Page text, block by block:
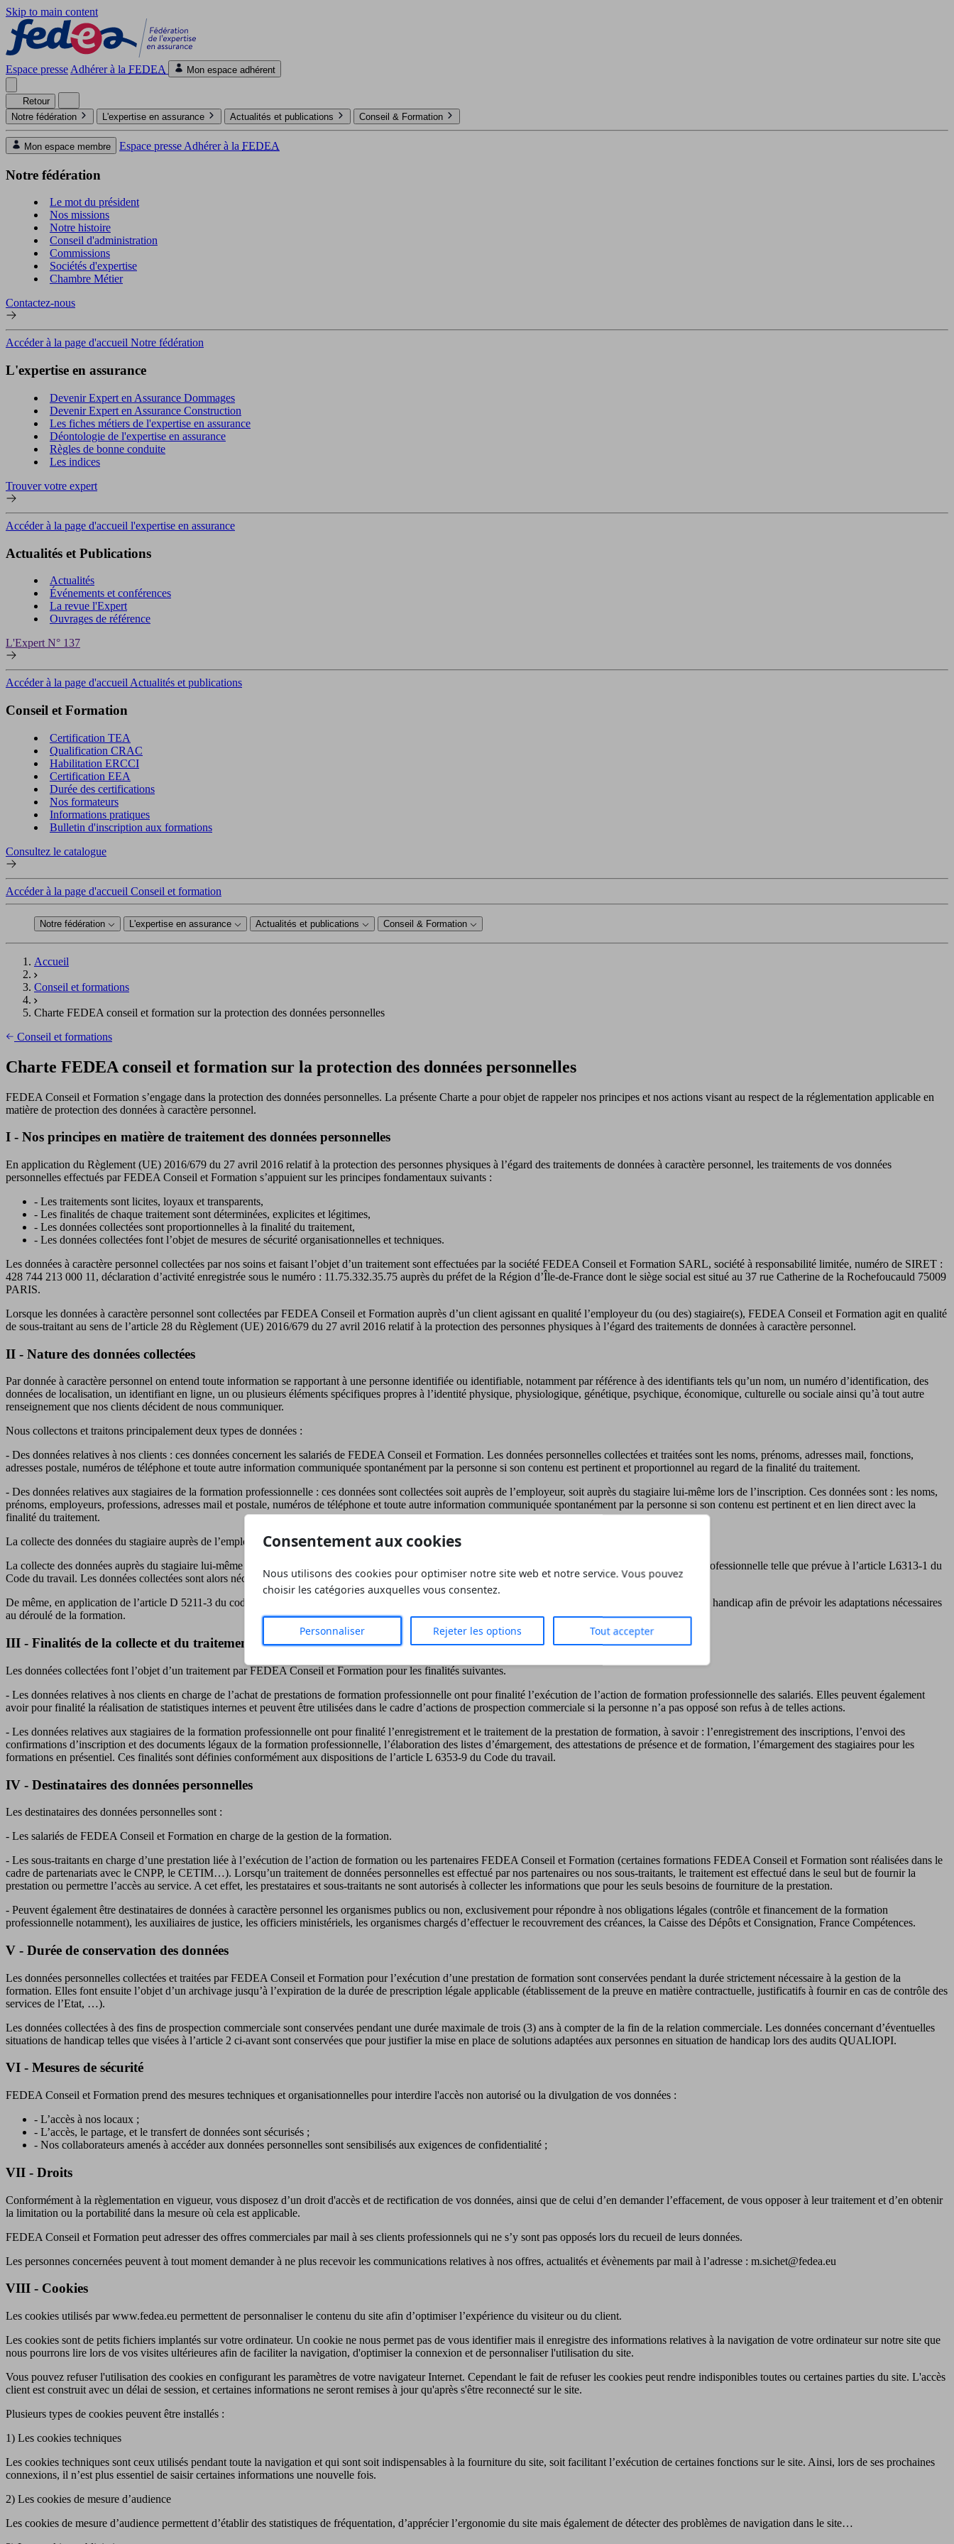
Skip to main content
Espace presse Adhérer à la FEDEA Mon espace adhérent
Retour
Notre fédération
L'expertise en assurance Actualités et publications Conseil & Formation
Mon espace membre Espace presse Adhérer à la FEDEA
Notre fédération
Le mot du président
Nos missions
Notre histoire
Conseil d'administration
Commissions
Sociétés d'expertise
Chambre Métier
Contactez-nous
Accéder à la page d'accueil Notre fédération
L'expertise en assurance
Devenir Expert en Assurance Dommages
Devenir Expert en Assurance Construction
Les fiches métiers de l'expertise en assurance
Déontologie de l'expertise en assurance
Règles de bonne conduite
Les indices
Trouver votre expert
Accéder à la page d'accueil l'expertise en assurance
Actualités et Publications
Actualités
Événements et conférences
La revue l'Expert
Ouvrages de référence
L'Expert N° 137
Accéder à la page d'accueil Actualités et publications
Conseil et Formation
Certification TEA
Qualification CRAC
Habilitation ERCCI
Certification EEA
Durée des certifications
Nos formateurs
Informations pratiques
Bulletin d'inscription aux formations
Consultez le catalogue
Accéder à la page d'accueil Conseil et formation
Notre fédération L'expertise en assurance Actualités et publications Conseil & Formation
Accueil
Conseil et formations
Charte FEDEA conseil et formation sur la protection des données personnelles
Conseil et formations
Charte FEDEA conseil et formation sur la protection des données personnelles
FEDEA Conseil et Formation s’engage dans la protection des données personnelles. La présente Charte a pour objet de rappeler nos principes et nos actions visant au respect de la réglementation applicable en
matière de protection des données à caractère personnel.
I - Nos principes en matière de traitement des données personnelles
En application du Règlement (UE) 2016/679 du 27 avril 2016 relatif à la protection des personnes physiques à l’égard des traitements de données à caractère personnel, les traitements de vos données
personnelles effectués par FEDEA Conseil et Formation s’appuient sur les principes fondamentaux suivants :
- Les traitements sont licites, loyaux et transparents,
- Les finalités de chaque traitement sont déterminées, explicites et légitimes,
- Les données collectées sont proportionnelles à la finalité du traitement,
- Les données collectées font l’objet de mesures de sécurité organisationnelles et techniques.
Les données à caractère personnel collectées par nos soins et faisant l’objet d’un traitement sont effectuées par la société FEDEA Conseil et Formation SARL, société à responsabilité limitée, numéro de SIRET :
428 744 213 000 11, déclaration d’activité enregistrée sous le numéro : 11.75.332.35.75 auprès du préfet de la Région d’Île-de-France dont le siège social est situé au 37 rue Catherine de la Rochefoucauld 75009
PARIS.
Lorsque les données à caractère personnel sont collectées par FEDEA Conseil et Formation auprès d’un client agissant en qualité l’employeur du (ou des) stagiaire(s), FEDEA Conseil et Formation agit en qualité
de sous-traitant au sens de l’article 28 du Règlement (UE) 2016/679 du 27 avril 2016 relatif à la protection des personnes physiques à l’égard des traitements de données à caractère personnel.
II - Nature des données collectées
Par donnée à caractère personnel on entend toute information se rapportant à une personne identifiée ou identifiable, notamment par référence à des identifiants tels qu’un nom, un numéro d’identification, des
données de localisation, un identifiant en ligne, un ou plusieurs éléments spécifiques propres à l’identité physique, physiologique, génétique, psychique, économique, culturelle ou sociale ainsi qu’à tout autre
renseignement que nos clients décident de nous communiquer.
Nous collectons et traitons principalement deux types de données :
- Des données relatives à nos clients : ces données concernent les salariés de FEDEA Conseil et Formation. Les données personnelles collectées et traitées sont les noms, prénoms, adresses mail, fonctions,
adresses postale, numéros de téléphone et toute autre information communiquée spontanément par la personne si son contenu est pertinent et proportionnel au regard de la finalité du traitement.
- Des données relatives aux stagiaires de la formation professionnelle : ces données sont collectées soit auprès de l’employeur, soit auprès du stagiaire lui-même lors de l’inscription. Ces données sont : les noms,
prénoms, employeurs, professions, adresses mail et postale, numéros de téléphone et toute autre information communiquée spontanément par la personne si son contenu est pertinent et en lien direct avec la
finalité du traitement.
La collecte des données du stagiaire auprès de l’employeur répond à l’obligation légale de formation des employeurs vis-à-vis de leurs salariés.
La collecte des données auprès du stagiaire lui-même répond à l’obligation légale visée au paragraphe précédent ou à l’exécution d’une action de formation professionnelle telle que prévue à l’article L6313-1 du
Code du travail. Les données collectées sont alors nécessaires à la réalisation de l’action de formation.
De même, en application de l’article D 5211-3 du code du travail, FEDEA Conseil et Formation peut collecter des informations sur d’éventuelles situations de handicap afin de prévoir les adaptations nécessaires
au déroulé de la formation.
III - Finalités de la collecte et du traitement des données personnelles
Les données collectées font l’objet d’un traitement par FEDEA Conseil et Formation pour les finalités suivantes.
- Les données relatives à nos clients en charge de l’achat de prestations de formation professionnelle ont pour finalité l’exécution de l’action de formation professionnelle des salariés. Elles peuvent également
avoir pour finalité la réalisation de statistiques internes et peuvent être utilisées dans le cadre d’actions de prospection commerciale si la personne n’a pas opposé son refus à de telles actions.
- Les données relatives aux stagiaires de la formation professionnelle ont pour finalité l’enregistrement et le traitement de la prestation de formation, à savoir : l’enregistrement des inscriptions, l’envoi des
confirmations d’inscription et des documents légaux de la formation professionnelle, l’élaboration des listes d’émargement, des attestations de présence et de formation, l’émargement des stagiaires pour les
formations en présentiel. Ces finalités sont définies conformément aux dispositions de l’article L 6353-9 du Code du travail.
IV - Destinataires des données personnelles
Les destinataires des données personnelles sont :
- Les salariés de FEDEA Conseil et Formation en charge de la gestion de la formation.
- Les sous-traitants en charge d’une prestation liée à l’exécution de l’action de formation ou les partenaires FEDEA Conseil et Formation (certaines formations FEDEA Conseil et Formation sont réalisées dans le
cadre de partenariats avec le CNPP, le CETIM…). Lorsqu’un traitement de données personnelles est effectué par nos partenaires ou nos sous-traitants, le traitement est effectué dans le seul but de fournir la
prestation ou permettre l’accès au service. A cet effet, les prestataires et sous-traitants ne sont autorisés à collecter les informations que pour les seuls besoins de fourniture de la prestation.
- Peuvent également être destinataires de données à caractère personnel les organismes publics ou non, exclusivement pour répondre à nos obligations légales (contrôle et financement de la formation
professionnelle notamment), les auxiliaires de justice, les officiers ministériels, les organismes chargés d’effectuer le recouvrement des créances, la Caisse des Dépôts et Consignation, France Compétences.
V - Durée de conservation des données
Les données personnelles collectées et traitées par FEDEA Conseil et Formation pour l’exécution d’une prestation de formation sont conservées pendant la durée strictement nécessaire à la gestion de la
formation. Elles font ensuite l’objet d’un archivage jusqu’à l’expiration de la durée de prescription légale applicable (établissement de la preuve en matière contractuelle, justificatifs à fournir en cas de contrôle des
services de l’Etat, …).
Les données collectées à des fins de prospection commerciale sont conservées pendant une durée maximale de trois (3) ans à compter de la fin de la relation commerciale. Les données concernant d’éventuelles
situations de handicap telles que visées à l’article 2 ci-avant sont conservées que pour justifier la mise en place de solutions adaptées aux personnes en situation de handicap lors des audits QUALIOPI.
VI - Mesures de sécurité
FEDEA Conseil et Formation prend des mesures techniques et organisationnelles pour interdire l'accès non autorisé ou la divulgation de vos données :
- L’accès à nos locaux ;
- L’accès, le partage, et le transfert de données sont sécurisés ;
- Nos collaborateurs amenés à accéder aux données personnelles sont sensibilisés aux exigences de confidentialité ;
VII - Droits
Conformément à la règlementation en vigueur, vous disposez d’un droit d'accès et de rectification de vos données, ainsi que de celui d’en demander l’effacement, de vous opposer à leur traitement et d’en obtenir
la limitation ou la portabilité dans la mesure où cela est applicable.
FEDEA Conseil et Formation peut adresser des offres commerciales par mail à ses clients professionnels qui ne s’y sont pas opposés lors du recueil de leurs données.
Les personnes concernées peuvent à tout moment demander à ne plus recevoir les communications relatives à nos offres, actualités et évènements par mail à l’adresse : m.sichet@fedea.eu
VIII - Cookies
Les cookies utilisés par www.fedea.eu permettent de personnaliser le contenu du site afin d’optimiser l’expérience du visiteur ou du client.
Les cookies sont de petits fichiers implantés sur votre ordinateur. Un cookie ne nous permet pas de vous identifier mais il enregistre des informations relatives à la navigation de votre ordinateur sur notre site que
nous pourrons lire lors de vos visites ultérieures afin de faciliter la navigation, d'optimiser la connexion et de personnaliser l'utilisation du site.
Vous pouvez refuser l'utilisation des cookies en configurant les paramètres de votre navigateur Internet. Cependant le fait de refuser les cookies peut rendre indisponibles toutes ou certaines parties du site. L'accès
client est construit avec un délai de session, et certaines informations ne seront remises à jour qu'après s'être reconnecté sur le site.
Plusieurs types de cookies peuvent être installés :
1) Les cookies techniques
Les cookies techniques sont ceux utilisés pendant toute la navigation et qui sont soit indispensables à la fourniture du site, soit facilitant l’exécution de certaines fonctions sur le site. Ainsi, lors de ses prochaines
connexions, il n’est plus essentiel de saisir certaines informations une nouvelle fois.
2) Les cookies de mesure d’audience
Les cookies de mesure d’audience permettent d’établir des statistiques de fréquentation, d’apprécier l’ergonomie du site mais également de détecter des problèmes de navigation dans le site…
Consentement aux cookies
Nous utilisons des cookies pour optimiser notre site web et notre service. Vous pouvez
choisir les catégories auxquelles vous consentez.
Personnaliser Rejeter les options Tout accepter